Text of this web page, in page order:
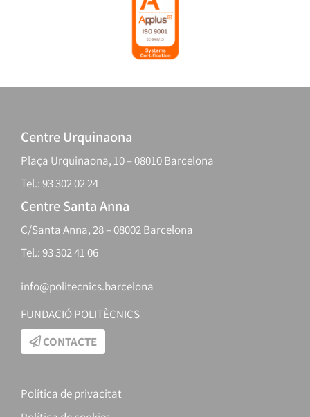
Centre Urquinaona
Plaça Urquinaona, 10 – 08010 Barcelona
Tel.: 93 302 02 24
Centre Santa Anna
C/Santa Anna, 28 – 08002 Barcelona
Tel.: 93 302 41 06
info@politecnics.barcelona
FUNDACIÓ POLITÈCNICS
CONTACTE
Política de privacitat